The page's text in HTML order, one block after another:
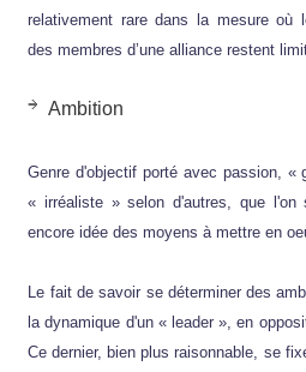
relativement rare dans la mesure où
des membres d’une alliance restent
Ambition
Genre d'objectif porté avec passion, «
« irréaliste » selon d'autres, que
encore idée des moyens à mettre en
Le fait de savoir se déterminer des
la dynamique d'un « leader », en
Ce dernier, bien plus raisonnable, se